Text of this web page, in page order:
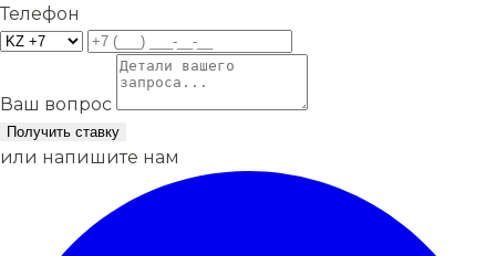
Телефон
Ваш вопрос
Получить ставку
или напишите нам